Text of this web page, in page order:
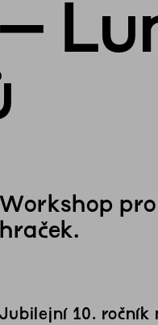
Workshop
hraček.
Jubilejní 10.